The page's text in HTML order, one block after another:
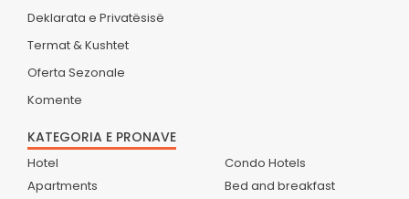
Deklarata e Privatësisë
Termat & Kushtet
Oferta Sezonale
Komente
KATEGORIA E PRONAVE
Hotel
Apartments
Condo Hotels
Bed and breakfast